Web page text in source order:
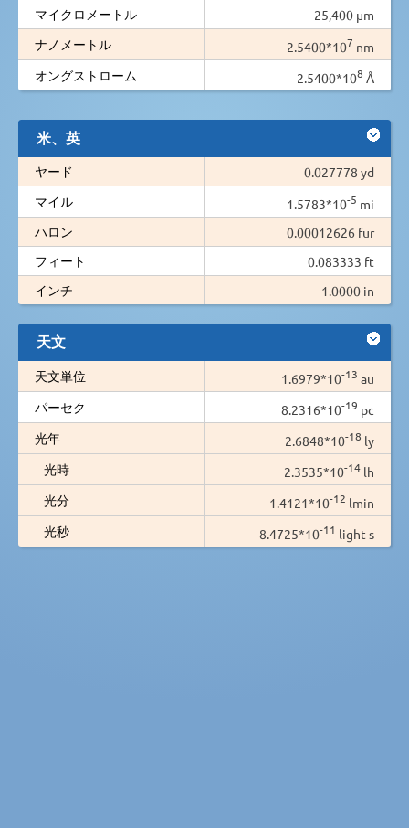
マイクロメートル
25,400 µm
ナノメートル
2.5400*107 nm
オングストローム
2.5400*108 Å
米、英
ヤード
0.027778 yd
マイル
1.5783*10-5 mi
ハロン
0.00012626 fur
フィート
0.083333 ft
インチ
1.0000 in
天文
天文単位 1.6979*10-13 au
パーセク
8.2316*10-19 pc
光年
2.6848*10-18 ly
光時
2.3535*10-14 lh
光分
1.4121*10-12 lmin
光秒
8.4725*10-11 light s